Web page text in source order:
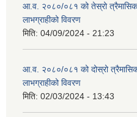
आ.व. २०८०/०८१ को तेस्रो त्रैमासिक
लाभग्राहीको विवरण
मिति: 04/09/2024 - 21:23
आ.व. २०८०/०८१ को दोस्रो त्रैमासिक
लाभग्राहीको विवरण
मिति: 02/03/2024 - 13:43